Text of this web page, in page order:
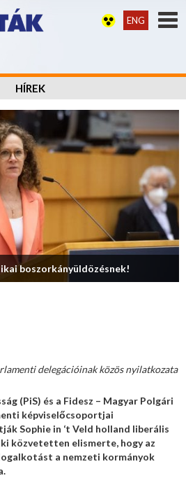
ENG
HÍREK
boszorkányüldözésnek!
delegációinak közös nyilatkozata
(PiS) és a Fidesz – Magyar Polgári
képviselőcsoportjai
Sophie in ‘t Veld holland liberális
közvetetten elismerte, hogy az
a nemzeti kormányok